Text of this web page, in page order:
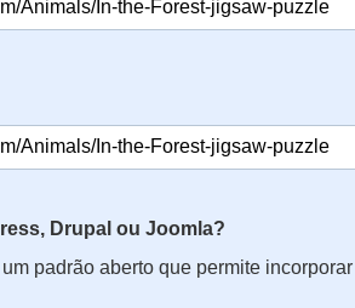
Drupal ou Joomla?
um padrão aberto que permite